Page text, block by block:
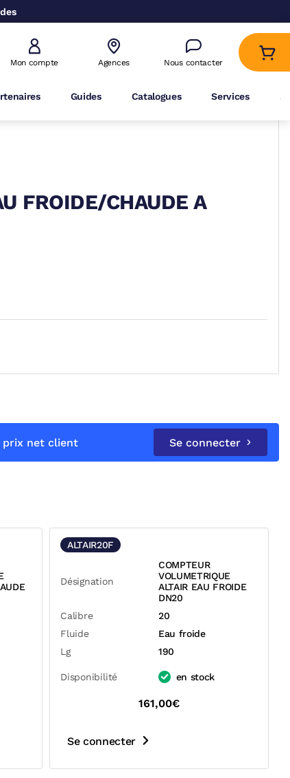
Mon compte Agences Nous contacter
Guides Catalogues Services
FROIDE/CHAUDE A
prix net client Se connecter
ALTAIR20F
Désignation
COMPTEUR
VOLUMETRIQUE
ALTAIR EAU FROIDE
DN20
Calibre
20
Fluide
Eau froide
Lg
190
Disponibilité en stock
161,00€
Se connecter